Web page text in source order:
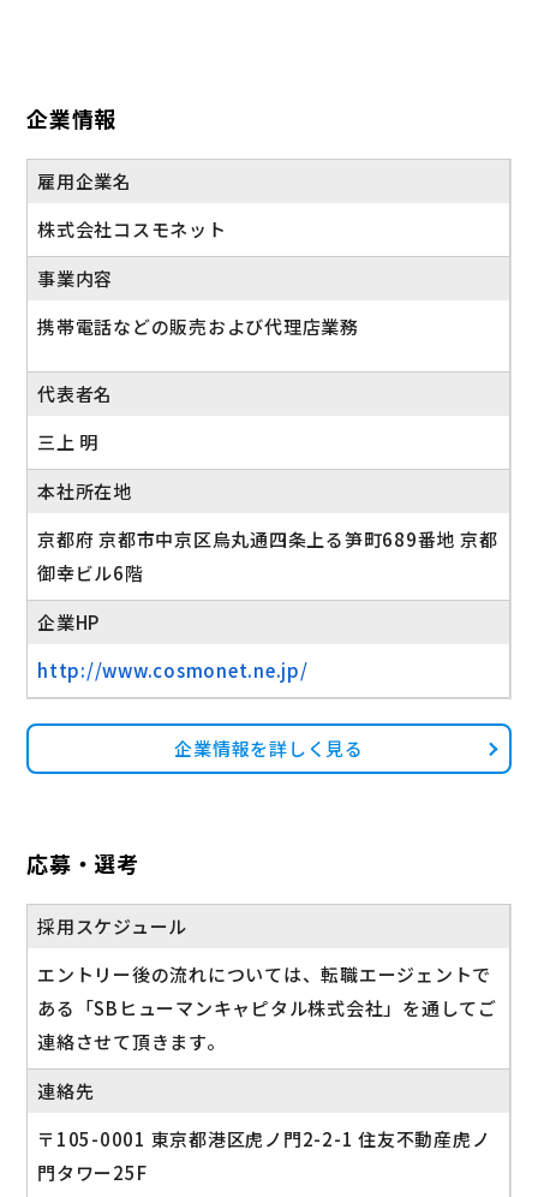
交通費全額支給
産休・育休実績あり
◆子どもの看護休暇
◆介護休暇
◆アニバーサリー休暇（年1回、誕生日や結婚記念日
など自身で記念日を設定して休暇取得！）
◇連続休暇制度あり◇
を促進しています。
企業情報
雇用企業名
株式会社コスモネット
事業内容
携帯電話などの販売および代理店業務
代表者名
三上 明
本社所在地
京都府 京都市中京区烏丸通四条上る笋町689番地 京都
御幸ビル6階
企業HP
http://www.cosmonet.ne.jp/
企業情報を詳しく見る
応募・選考
採用スケジュール
エントリー後の流れについては、転職エージェントで
ある「SBヒューマンキャピタル株式会社」を通してご
連絡させて頂きます。
連絡先
〒105-0001 東京都港区虎ノ門2-2-1 住友不動産虎ノ
門タワー25F